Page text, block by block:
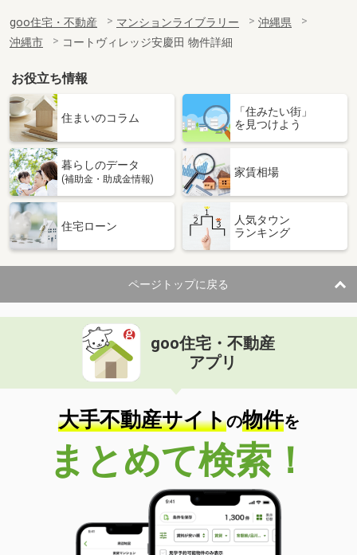
goo住宅・不動産 マンションライブラリー
沖縄県
沖縄市
コートヴィレッジ安慶田 物件詳細
お役立ち情報
住まいのコラム
「住みたい街」
を見つけよう
暮らしのデータ
(補助金・助成金情報)
家賃相場
住宅ローン
人気タウン
ランキング
ページトップに戻る
goo住宅・不動産
アプリ
大手不動産サイトの物件を
まとめて検索！